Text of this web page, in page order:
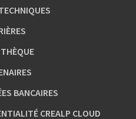
BANCAIRES
CREALP CLOUD